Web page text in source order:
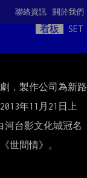
關於我們
聯絡資訊
看板
SET
，製作公司為新路
年11月21日上
河台影文化城冠名
世間情》。